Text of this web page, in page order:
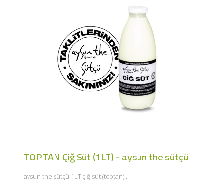
TOPTAN Çiğ Süt (1LT) - aysun the sütçü
aysun the sütçü 1LT çiğ süt (toptan)...